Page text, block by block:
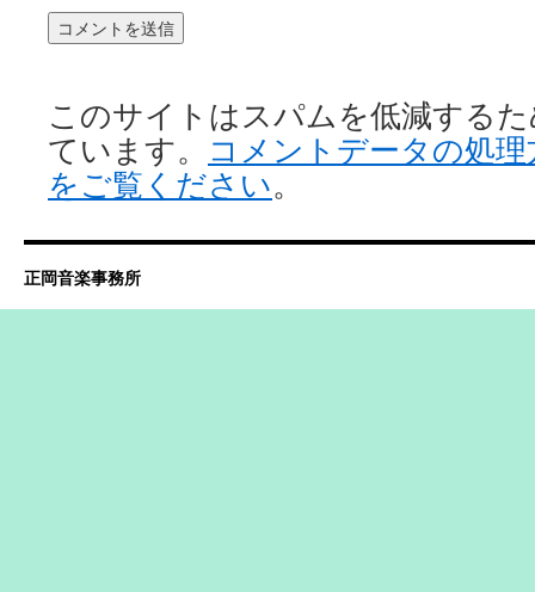
このサイトはスパムを低減するた
ています。
コメントデータの処
をご覧ください。
正岡音楽事務所